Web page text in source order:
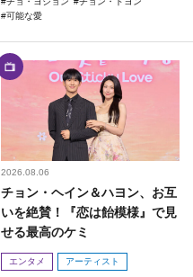
可能な愛
2026.08.06
チョン・ヘイン＆ハヨン、お互
いを絶賛！『恋は飴模様』で見
せる最高のケミ
エンタメ アーティスト